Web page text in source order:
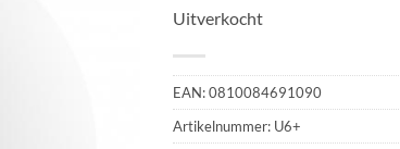
Uitverkocht
EAN:0810084691090
Artikelnummer: U6+